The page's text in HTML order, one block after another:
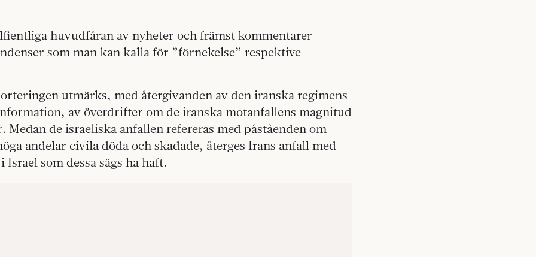
huvudfåran av nyheter och främst kommentarer
som man kan kalla för ”förnekelse” respektive
utmärks, med återgivanden av den iranska regimens
av överdrifter om de iranska motanfallens magnitud
Medan de israeliska anfallen refereras med påståenden om
andelar civila döda och skadade, återges Irans anfall med
som dessa sägs ha haft.